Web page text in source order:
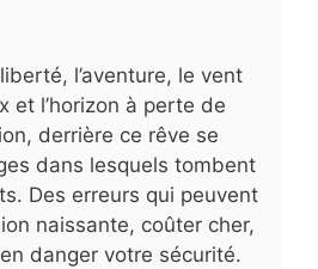
l’aventure, le vent
et l’horizon à perte de
derrière ce rêve se
dans lesquels tombent
Des erreurs qui peuvent
naissante, coûter cher,
danger votre sécurité.